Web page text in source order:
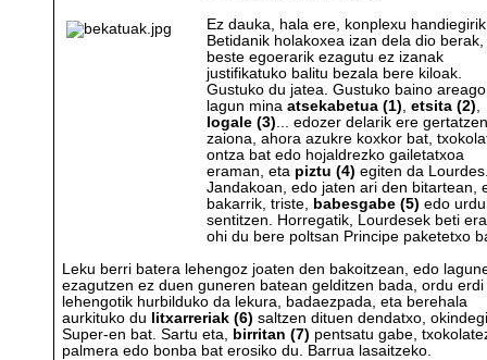
Ez dauka, hala ere, konplexu
Betidanik holakoxea izan dela dio berak,
beste egoerarik ezagutu ez izanak
justifikatuko balitu bezala bere kiloak.
Gustuko du jatea. Gustuko baino
lagun mina atsekabetua (1) etsita (2)
logale (3) ... edozer delarik ere gertatzen
zaiona, ahora azukre koxkor bat,
ontza bat edo hojaldrezko gailetatxoa
eraman, eta piztu (4) egiten da
Jandakoan, edo jaten ari den bitartean,
bakarrik, triste,
babesgabe (5) edo
sentitzen. Horregatik, Lourdesek beti
ohi du bere poltsan Principe paketetxo
Leku berri batera lehengoz joaten den bakoitzean, edo
ezagutzen ez duen guneren batean gelditzen bada, ordu erdi
lehengotik hurbilduko da lekura, badaezpada, eta berehala
aurkituko du
litxarreriak (6) saltzen dituen dendatxo,
Super-en bat. Sartu eta,
birritan (7) pentsatu gabe,
palmera edo bonba bat erosiko du. Barrua lasaitzeko.